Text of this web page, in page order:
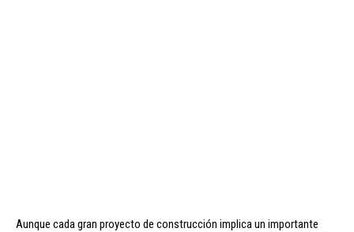
Aunque cada gran proyecto de construcción implica un importante